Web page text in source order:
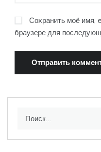
Сохранить моё имя,
браузере для